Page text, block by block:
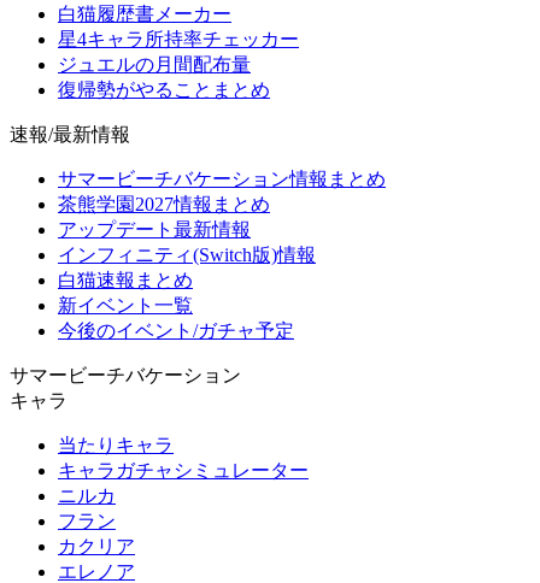
白猫履歴書メーカー
星4キャラ所持率チェッカー
ジュエルの月間配布量
復帰勢がやることまとめ
速報/最新情報
サマービーチバケーション情報まとめ
茶熊学園2027情報まとめ
アップデート最新情報
インフィニティ(Switch版)情報
白猫速報まとめ
新イベント一覧
今後のイベント/ガチャ予定
サマービーチバケーション
キャラ
当たりキャラ
キャラガチャシミュレーター
ニルカ
フラン
カクリア
エレノア